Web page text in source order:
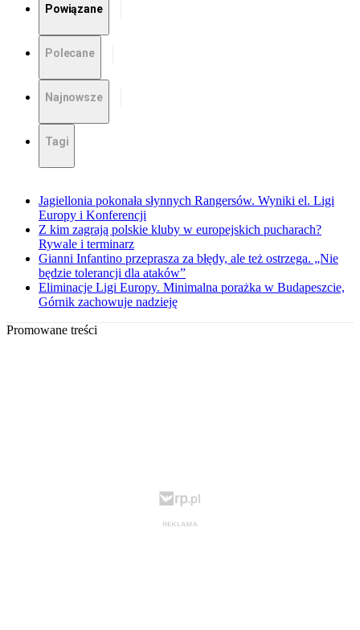
Powiązane
Polecane
Najnowsze
Tagi
Jagiellonia pokonała słynnych Rangersów. Wyniki el. Ligi
Europy i Konferencji
Z kim zagrają polskie kluby w europejskich pucharach?
Rywale i terminarz
Gianni Infantino przeprasza za błędy, ale też ostrzega. „Nie
będzie tolerancji dla ataków”
Eliminacje Ligi Europy. Minimalna porażka w Budapeszcie,
Górnik zachowuje nadzieję
Promowane treści